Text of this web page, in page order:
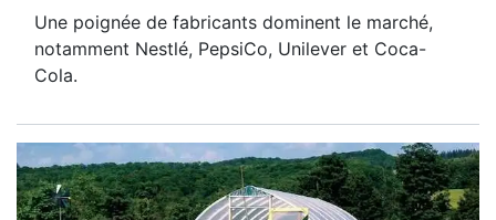
Une poignée de fabricants dominent le marché,
notamment Nestlé, PepsiCo, Unilever et Coca-
Cola.